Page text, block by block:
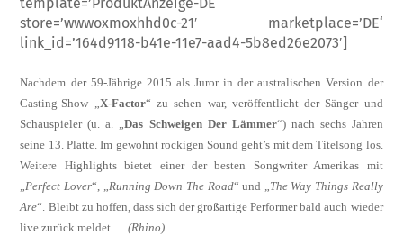
store=’wwwoxmoxhhd0c-21′ marketplace=’DE‘
link_id=’164d9118-b41e-11e7-aad4-5b8ed26e2073′]
Nachdem der 59-Jährige 2015 als Juror in der australischen Version der
Casting-Show „ X-Factor“ zu sehen war, veröffentlicht der Sän­ger und
Schauspieler (u. a. „Das Schweigen Der Lämmer“) nach sechs Jahren
seine 13. Platte. Im gewohnt rockigen Sound geht’s mit dem Titelsong los.
Weitere Highlights bietet einer der besten Songwriter Amerikas mit
Perfect Lover“, „ Running Down The Road“ und „ The Way Things Really
Are“. Bleibt zu hoffen, dass sich der großartige Per­former bald auch wieder
live zurück mel­det …(Rhino)